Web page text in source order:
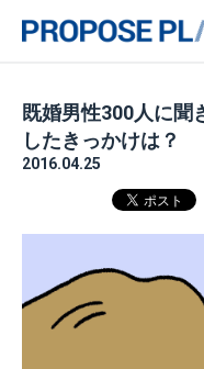
既婚男性300人に聞
したきっかけは？
2016.04.25